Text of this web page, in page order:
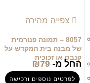
צפייה מהירה
8057 – תמונה פנורמית
של מבנה בית המקדש על
קנבס או זכוכית
החל מ- ₪79
לפרטים נוספים ורכישה